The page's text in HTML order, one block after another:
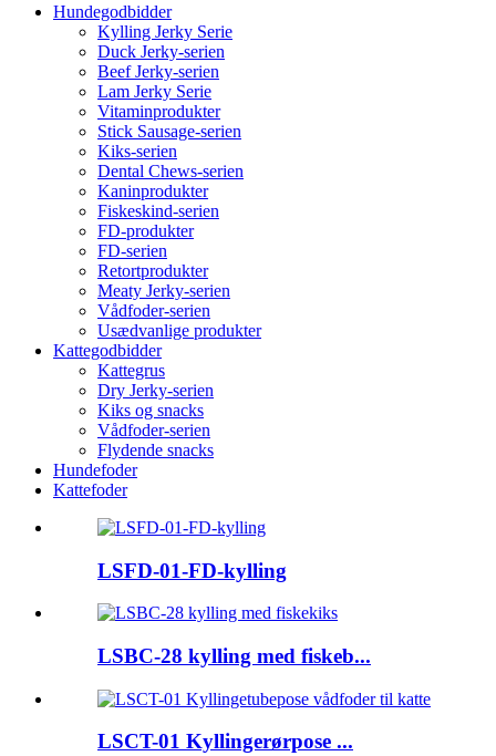
Hundegodbidder
Kylling Jerky Serie
Duck Jerky-serien
Beef Jerky-serien
Lam Jerky Serie
Vitaminprodukter
Stick Sausage-serien
Kiks-serien
Dental Chews-serien
Kaninprodukter
Fiskeskind-serien
FD-produkter
FD-serien
Retortprodukter
Meaty Jerky-serien
Vådfoder-serien
Usædvanlige produkter
Kattegodbidder
Kattegrus
Dry Jerky-serien
Kiks og snacks
Vådfoder-serien
Flydende snacks
Hundefoder
Kattefoder
LSFD-01-FD-kylling
LSBC-28 kylling med fiskeb...
LSCT-01 Kyllingerørpose ...